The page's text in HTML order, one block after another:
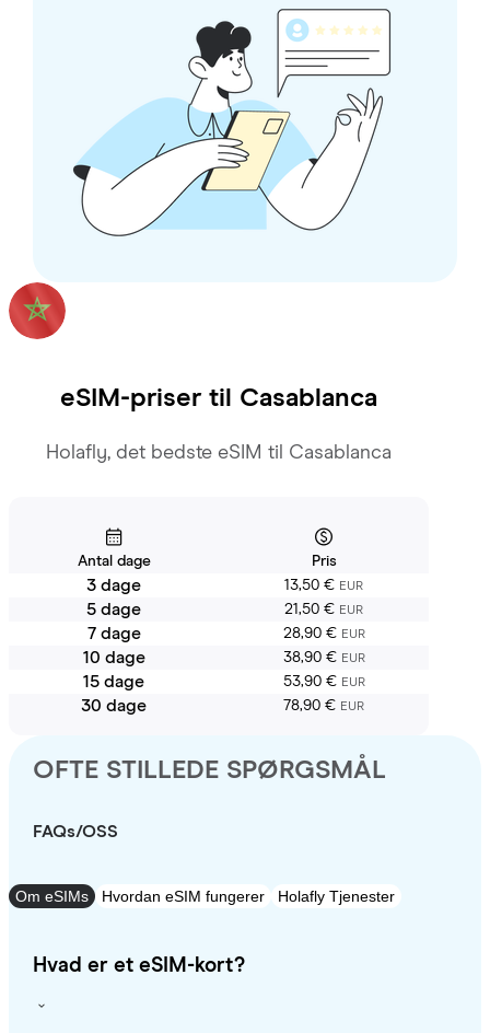
eSIM-priser til Casablanca
Holafly, det bedste eSIM til Casablanca
Antal dage Pris
3 dage 13,50 € EUR
5 dage 21,50 € EUR
7 dage 28,90 € EUR
10 dage 38,90 € EUR
15 dage 53,90 € EUR
30 dage 78,90 € EUR
OFTE STILLEDE SPØRGSMÅL
FAQs/OSS
Om eSIMs Hvordan eSIM fungerer Holafly Tjenester
Hvad er et eSIM-kort?